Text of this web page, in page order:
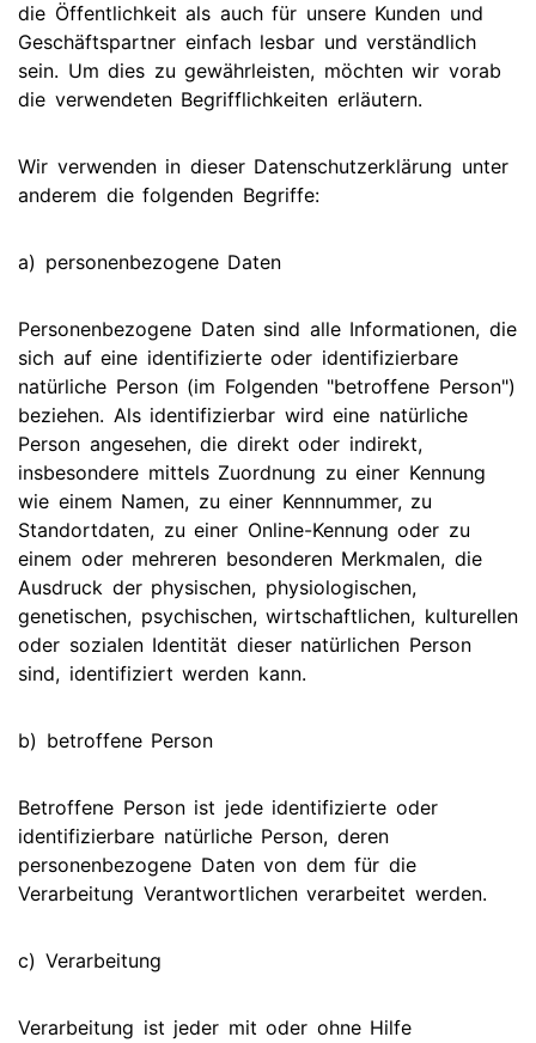
die Öffentlichkeit als auch für unsere Kunden und
Geschäftspartner einfach lesbar und verständlich
sein. Um dies zu gewährleisten, möchten wir vorab
die verwendeten Begrifflichkeiten erläutern.
Wir verwenden in dieser Datenschutzerklärung unter
anderem die folgenden Begriffe:
a) personenbezogene Daten
Personenbezogene Daten sind alle Informationen, die
sich auf eine identifizierte oder identifizierbare
natürliche Person (im Folgenden "betroffene Person")
beziehen. Als identifizierbar wird eine natürliche
Person angesehen, die direkt oder indirekt,
insbesondere mittels Zuordnung zu einer Kennung
wie einem Namen, zu einer Kennnummer, zu
Standortdaten, zu einer Online-Kennung oder zu
einem oder mehreren besonderen Merkmalen, die
Ausdruck der physischen, physiologischen,
genetischen, psychischen, wirtschaftlichen, kulturellen
oder sozialen Identität dieser natürlichen Person
sind, identifiziert werden kann.
b) betroffene Person
Betroffene Person ist jede identifizierte oder
identifizierbare natürliche Person, deren
personenbezogene Daten von dem für die
Verarbeitung Verantwortlichen verarbeitet werden.
c) Verarbeitung
Verarbeitung ist jeder mit oder ohne Hilfe